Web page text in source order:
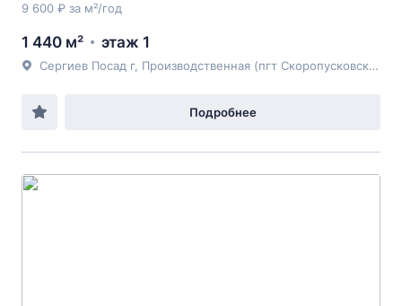
9 600 ₽ за м²/год
1 440 м² этаж 1
Сергиев Посад г, Производственная (пгт Скоропусковский) зона, 69А
Подробнее